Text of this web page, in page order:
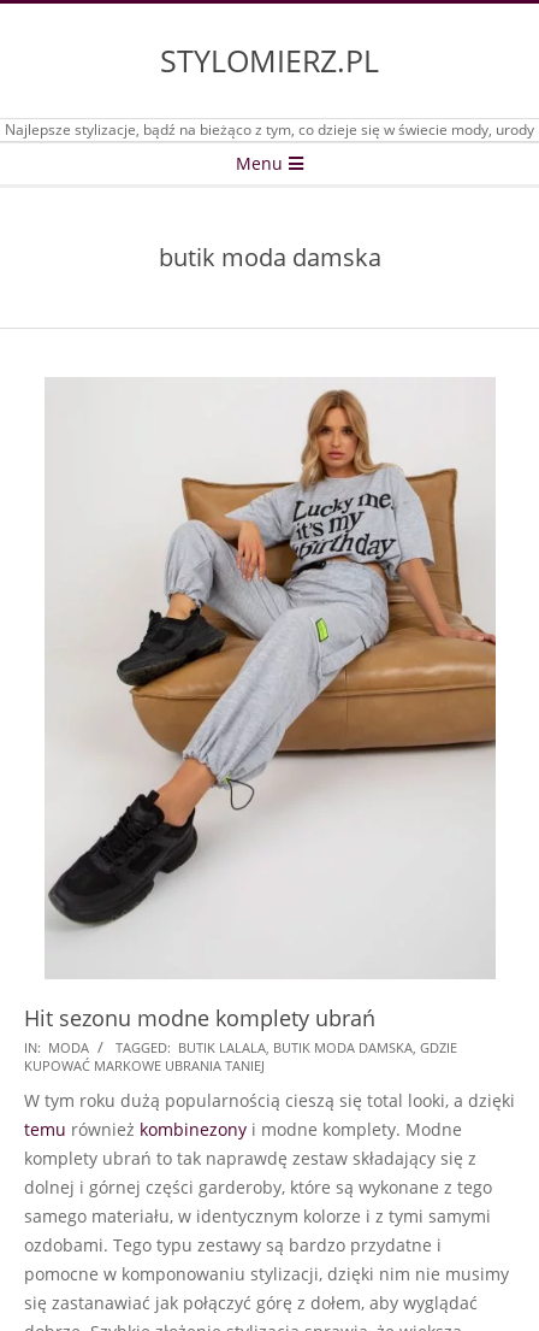
STYLOMIERZ.PL
Najlepsze stylizacje, bądź na bieżąco z tym, co dzieje się w świecie mody, urody
Menu
butik moda damska
Hit sezonu modne komplety ubrań
2024-
09-
23
IN: MODA TAGGED: BUTIK LALALA, BUTIK MODA DAMSKA, GDZIE
KUPOWAĆ MARKOWE UBRANIA TANIEJ
W tym roku dużą popularnością cieszą się total looki, a dzięki
temu również kombinezony i modne komplety. Modne
komplety ubrań to tak naprawdę zestaw składający się z
dolnej i górnej części garderoby, które są wykonane z tego
samego materiału, w identycznym kolorze i z tymi samymi
ozdobami. Tego typu zestawy są bardzo przydatne i
pomocne w komponowaniu stylizacji, dzięki nim nie musimy
się zastanawiać jak połączyć górę z dołem, aby wyglądać